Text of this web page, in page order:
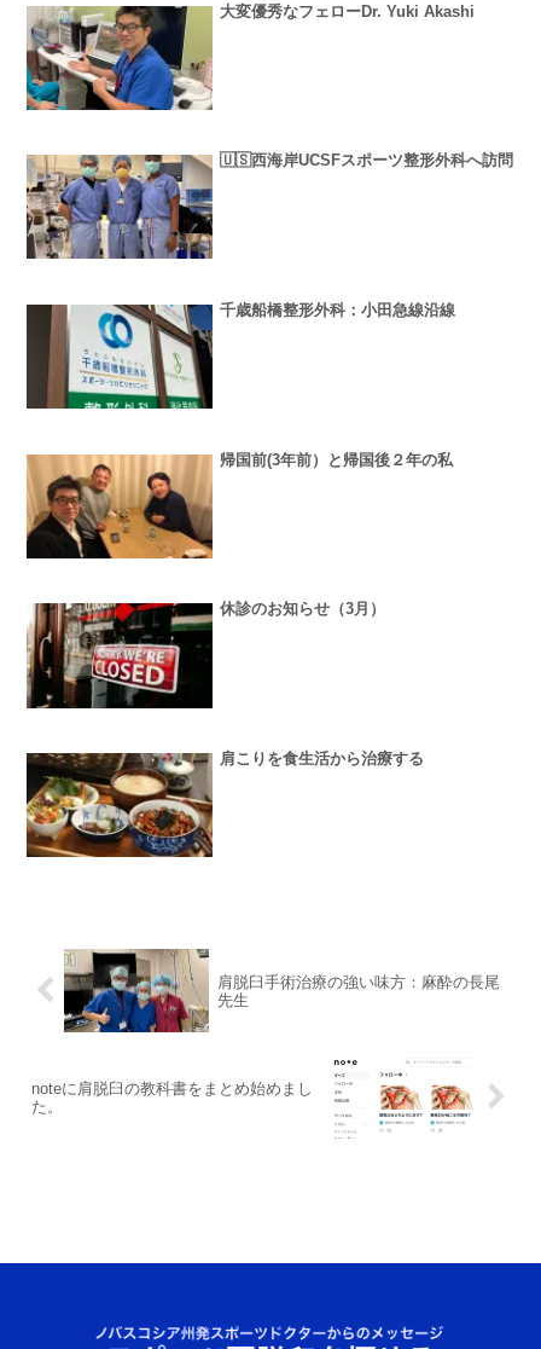
大変優秀なフェローDr. Yuki Akashi
🇺🇸西海岸UCSFスポーツ整形外科へ訪問
千歳船橋整形外科：小田急線沿線
帰国前(3年前）と帰国後２年の私
休診のお知らせ（3月）
肩こりを食生活から治療する
肩脱臼手術治療の強い味方：麻酔の長尾
先生
noteに肩脱臼の教科書をまとめ始めまし
た。